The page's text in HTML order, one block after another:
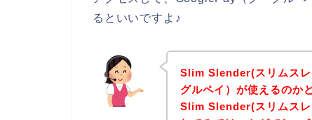
るといいですよ♪
Slim Slender(スリムス
グルペイ）が使えるのか
Slim Slender(スリムスレ